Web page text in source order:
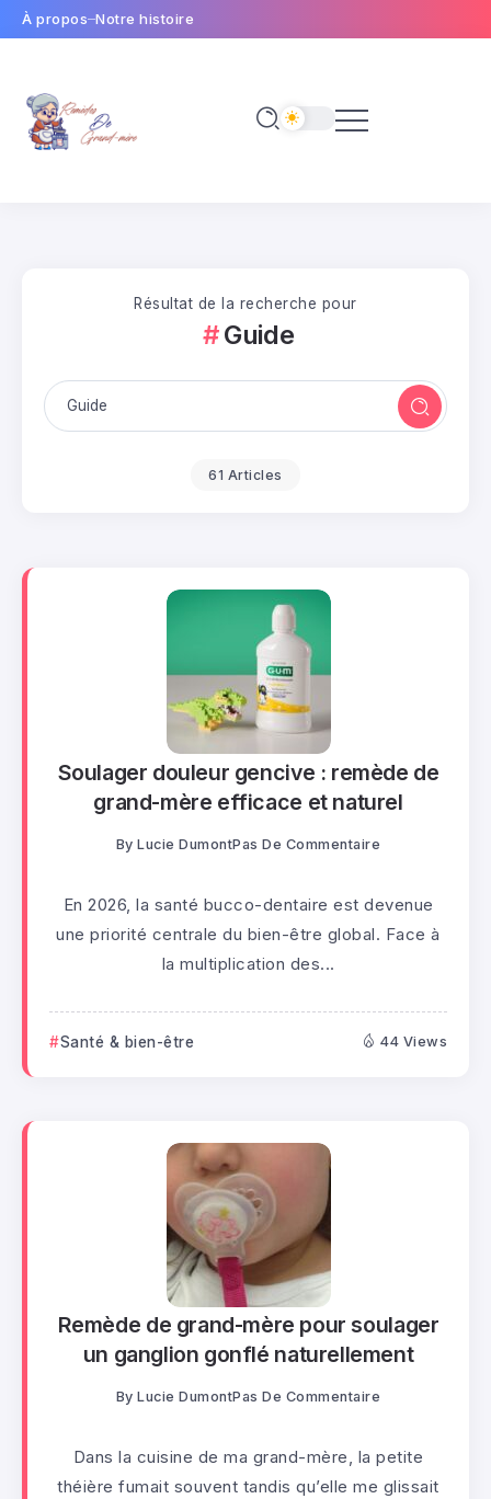
À propos Notre histoire
Résultat de la recherche pour
Guide
61 Articles
Soulager douleur gencive : remède de
grand-mère efficace et naturel
By Lucie DumontPas De Commentaire
En 2026, la santé bucco-dentaire est devenue
une priorité centrale du bien-être global. Face à
la multiplication des...
Santé & bien-être 44 Views
Remède de grand-mère pour soulager
un ganglion gonflé naturellement
By Lucie DumontPas De Commentaire
Dans la cuisine de ma grand-mère, la petite
théière fumait souvent tandis qu’elle me glissait